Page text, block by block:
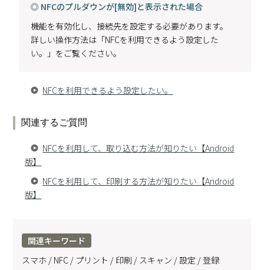
◎ NFCのプルダウンが[無効]と表示された場合
機能を有効化し、接続先を設定する必要があります。
詳しい操作方法は「NFCを利用できるよう設定した
い。」をご覧ください。
NFCを利用できるよう設定したい。
関連するご質問
NFCを利用して、取り込む方法が知りたい【Android
版】
NFCを利用して、印刷する方法が知りたい【Android
版】
関連キーワード
スマホ / NFC / プリント / 印刷 / スキャン / 設定 / 登録